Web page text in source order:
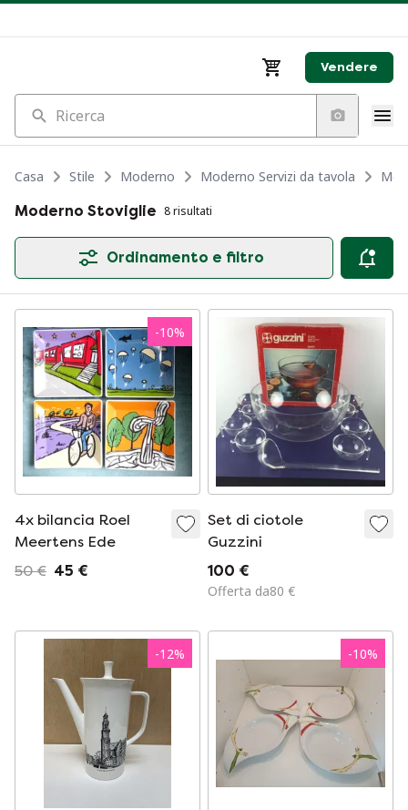
Vendere
Ricerca
Casa Stile Moderno Moderno Servizi da tavola
Moderno Stoviglie 8 risultati
Ordinamento e filtro
-10%
4x bilancia Roel
Meertens Ede
50 € 45 €
Set di ciotole
Guzzini
100 €
Offerta da80 €
-12% -10%